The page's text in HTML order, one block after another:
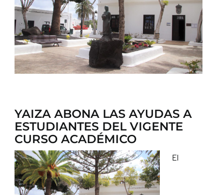
YAIZA ABONA LAS AYUDAS A
ESTUDIANTES DEL VIGENTE
CURSO ACADÉMICO
El